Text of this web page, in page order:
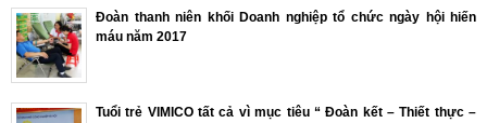
Đoàn thanh niên khối Doanh nghiệp tổ chức ngày hội hiến
máu năm 2017
Tuổi trẻ VIMICO tất cả vì mục tiêu “ Đoàn kết – Thiết thực –